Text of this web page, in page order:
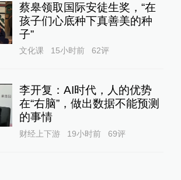
蔡皋领取国际安徒生奖，“在
孩子们心底种下真善美的种
子”
文化课 15小时前 62评
李开复：AI时代，人的优势
在“右脑”，做出数据不能预测
的事情
财经上下游 19小时前 69评